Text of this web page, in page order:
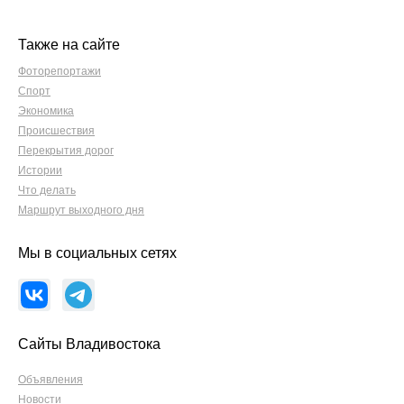
Также на сайте
Фоторепортажи
Спорт
Экономика
Происшествия
Перекрытия дорог
Истории
Что делать
Маршрут выходного дня
Мы в социальных сетях
Сайты Владивостока
Объявления
Новости